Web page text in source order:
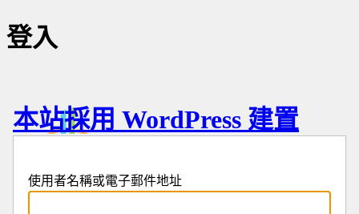
登入
本站採用 WordPress 建置
使用者名稱或電子郵件地址